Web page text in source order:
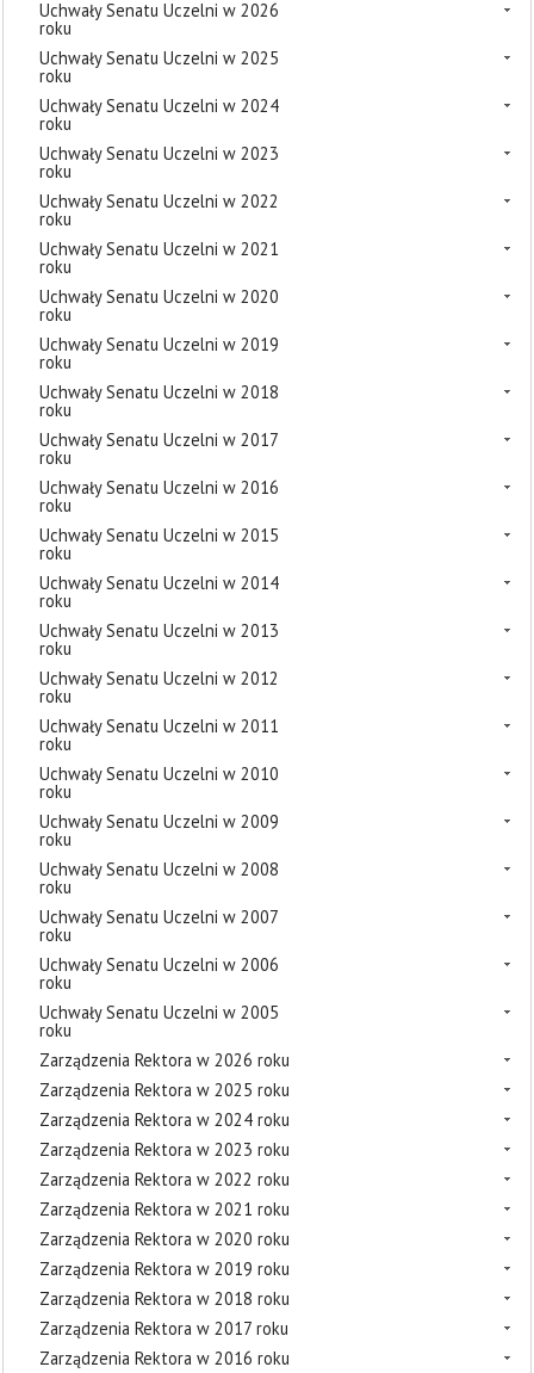
Uchwały Senatu Uczelni w 2026
roku
Uchwały Senatu Uczelni w 2025
roku
Uchwały Senatu Uczelni w 2024
roku
Uchwały Senatu Uczelni w 2023
roku
Uchwały Senatu Uczelni w 2022
roku
Uchwały Senatu Uczelni w 2021
roku
Uchwały Senatu Uczelni w 2020
roku
Uchwały Senatu Uczelni w 2019
roku
Uchwały Senatu Uczelni w 2018
roku
Uchwały Senatu Uczelni w 2017
roku
Uchwały Senatu Uczelni w 2016
roku
Uchwały Senatu Uczelni w 2015
roku
Uchwały Senatu Uczelni w 2014
roku
Uchwały Senatu Uczelni w 2013
roku
Uchwały Senatu Uczelni w 2012
roku
Uchwały Senatu Uczelni w 2011
roku
Uchwały Senatu Uczelni w 2010
roku
Uchwały Senatu Uczelni w 2009
roku
Uchwały Senatu Uczelni w 2008
roku
Uchwały Senatu Uczelni w 2007
roku
Uchwały Senatu Uczelni w 2006
roku
Uchwały Senatu Uczelni w 2005
roku
Zarządzenia Rektora w 2026 roku
Zarządzenia Rektora w 2025 roku
Zarządzenia Rektora w 2024 roku
Zarządzenia Rektora w 2023 roku
Zarządzenia Rektora w 2022 roku
Zarządzenia Rektora w 2021 roku
Zarządzenia Rektora w 2020 roku
Zarządzenia Rektora w 2019 roku
Zarządzenia Rektora w 2018 roku
Zarządzenia Rektora w 2017 roku
Zarządzenia Rektora w 2016 roku